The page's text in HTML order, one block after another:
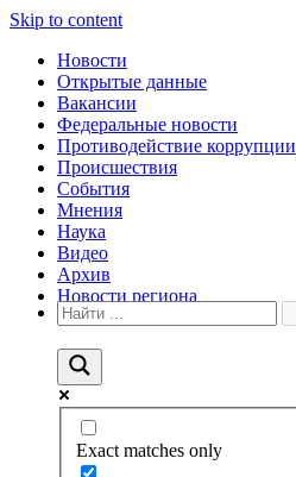
Skip to content
Новости
Открытые данные
Вакансии
Федеральные новости
Противодействие коррупции
Происшествия
События
Мнения
Наука
Видео
Архив
Новости региона
Exact matches only